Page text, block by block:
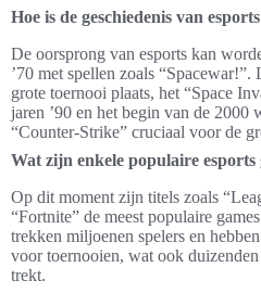
Hoe is de geschiedenis van
De oorsprong van esports kan
’70 met spellen zoals
grote toernooi plaats, het “Space
jaren ’90 en het begin van de 2000
“Counter-Strike” cruciaal voor de
Wat zijn enkele populaire esports
Op dit moment zijn titels zoals
“Fortnite” de meest populaire
trekken miljoenen spelers en
voor toernooien, wat ook
trekt.